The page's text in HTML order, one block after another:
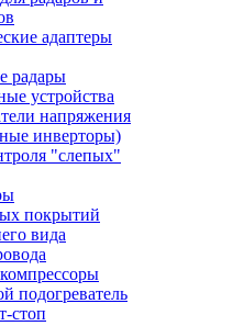
адаптеры
радары
устройства
напряжения
инверторы)
"слепых"
покрытий
вида
подогреватель
стоп